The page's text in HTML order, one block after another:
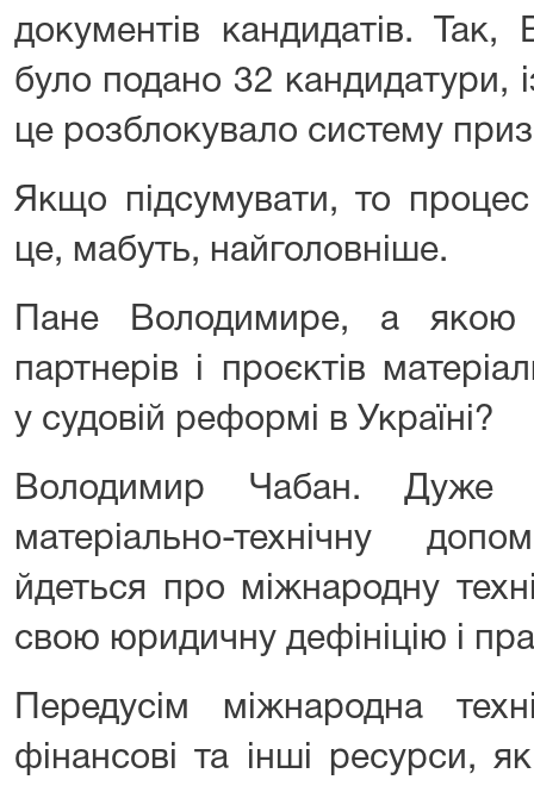
документів кандидатів. Так,
було подано 32 кандидатури,
це розблокувало систему
Якщо підсумувати, то процес
це, мабуть, найголовніше.
Пане Володимире, а
партнерів і проєктів
у судовій реформі в Україні?
Володимир Чабан. Дуже
матеріально-технічну
йдеться про міжнародну
свою юридичну дефініцію і
Передусім міжнародна
фінансові та інші ресурси,